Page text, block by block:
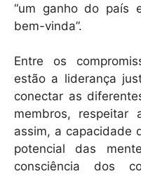
“um ganho do país
bem-vinda”.
Entre os
estão a liderança
conectar as
membros, respeitar
assim, a capacidade
potencial das
consciência dos